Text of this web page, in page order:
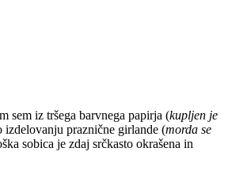
sem iz tršega barvnega papirja (kupljen je
izdelovanju praznične girlande (morda se
sobica je zdaj srčkasto okrašena in